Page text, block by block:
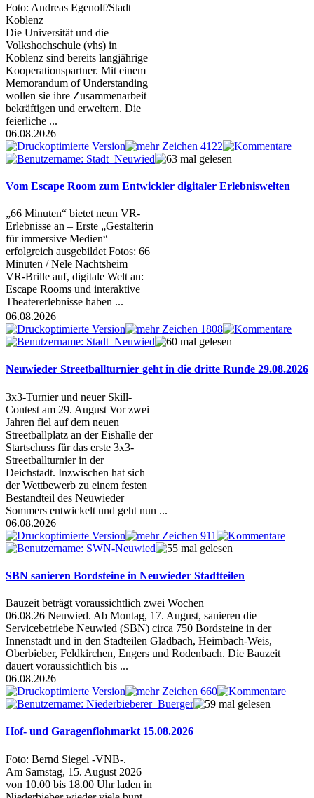
Foto: Andreas Egenolf/Stadt
Koblenz
Die Universität und die
Volkshochschule (vhs) in
Koblenz sind bereits langjährige
Kooperationspartner. Mit einem
Memorandum of Understanding
wollen sie ihre Zusammenarbeit
bekräftigen und erweitern. Die
feierliche ...
06.08.2026
Vom Escape Room zum Entwickler digitaler Erlebniswelten
„66 Minuten“ bietet neun VR-
Erlebnisse an – Erste „Gestalterin
für immersive Medien“
erfolgreich ausgebildet Fotos: 66
Minuten / Nele Nachtsheim
VR-Brille auf, digitale Welt an:
Escape Rooms und interaktive
Theatererlebnisse haben ...
06.08.2026
Neuwieder Streetballturnier geht in die dritte Runde 29.08.2026
3x3-Turnier und neuer Skill-
Contest am 29. August Vor zwei
Jahren fiel auf dem neuen
Streetballplatz an der Eishalle der
Startschuss für das erste 3x3-
Streetballturnier in der
Deichstadt. Inzwischen hat sich
der Wettbewerb zu einem festen
Bestandteil des Neuwieder
Sommers entwickelt und geht nun ...
06.08.2026
SBN sanieren Bordsteine in Neuwieder Stadtteilen
Bauzeit beträgt voraussichtlich zwei Wochen
06.08.26 Neuwied. Ab Montag, 17. August, sanieren die
Servicebetriebe Neuwied (SBN) circa 750 Bordsteine in der
Innenstadt und in den Stadteilen Gladbach, Heimbach-Weis,
Oberbieber, Feldkirchen, Engers und Rodenbach. Die Bauzeit
dauert voraussichtlich bis ...
06.08.2026
Hof- und Garagenflohmarkt 15.08.2026
Foto: Bernd Siegel -VNB-.
Am Samstag, 15. August 2026
von 10.00 bis 18.00 Uhr laden in